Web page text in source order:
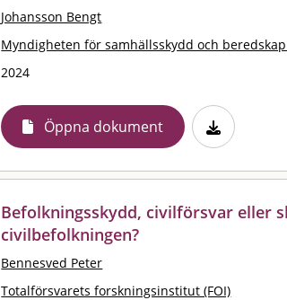
Johansson Bengt
Myndigheten för samhällsskydd och beredskap
2024
Öppna dokument
Befolkningsskydd, civilförsvar eller
civilbefolkningen?
Bennesved Peter
Totalförsvarets forskningsinstitut (FOI)